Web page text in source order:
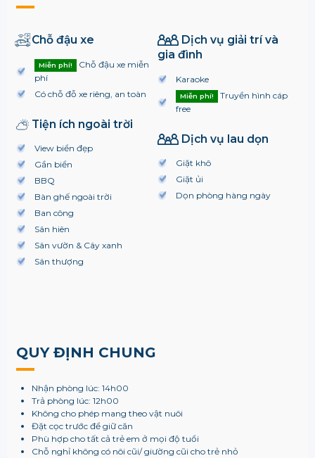
Chỗ đậu xe
Miễn phí!
Chỗ đậu xe miễn
phí
Có chỗ đỗ xe riêng, an toàn
Tiện ích ngoài trời
View biển đẹp
Gần biển
BBQ
Bàn ghế ngoài trời
Ban công
Sân hiên
Sân vườn & Cây xanh
Sân thượng
Dịch vụ giải trí và
gia đình
Karaoke
Miễn phí!
Truyền hình cáp
free
Dịch vụ lau dọn
Giặt khô
Giặt ủi
Dọn phòng hàng ngày
QUY ĐỊNH CHUNG
Nhận phòng lúc: 14h00
Trả phòng lúc: 12h00
Không cho phép mang theo vật nuôi
Đặt cọc trước để giữ căn
Phù hợp cho tất cả trẻ em ở mọi độ tuổi
Chỗ nghỉ không có nôi cũi/ giường cũi cho trẻ nhỏ